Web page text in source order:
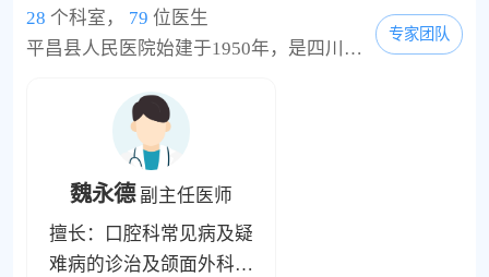
28 个科室， 79 位医生
平昌县人民医院始建于1950年，是四川大学华西医院远程教学会诊辅导医院，川北医学院教学实习医院，自贡市第四人民医院、中国人民解放军第二军医大学上海长海医院定点帮扶医院，是全县规模最大、学科设置齐全、技术力量雄厚，集医疗、急诊急救、基层转诊、康复预防、教学科研于一体的综合性二级甲等医院。医院编制床位850张，现有职工898余人，其中卫生专业技术人员822人，正高15人，副高50人，中级150人。医院拥有1.5T核磁共振、16排螺旋CT...
专家团队
魏永德 副主任医师
擅长：口腔科常见病及疑
难病的诊治及颌面外科的